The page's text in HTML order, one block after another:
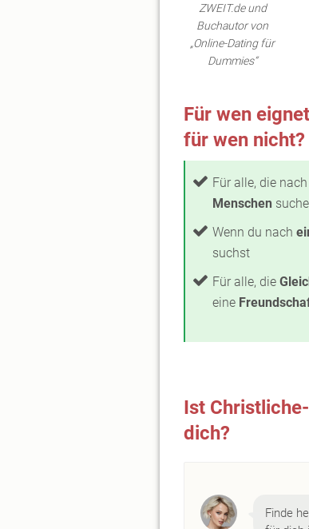
ZWEIT.de und
Buchautor von
„Online-Dating für
Dummies“
Für wen
für wen nicht?
Für alle, die nach
Menschen
Wenn du nach
suchst
Für alle, die
eine
Ist
dich?
Finde